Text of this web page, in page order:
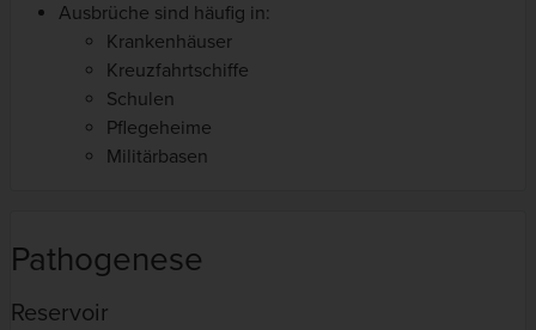
Ausbrüche sind häufig in:
Krankenhäuser
Kreuzfahrtschiffe
Schulen
Pflegeheime
Militärbasen
Pathogenese
Reservoir